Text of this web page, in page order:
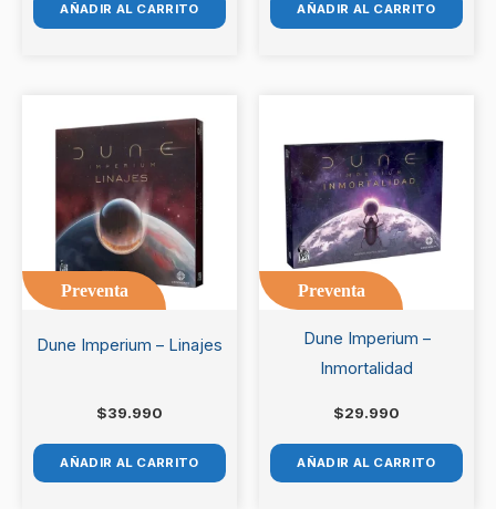
AÑADIR AL CARRITO AÑADIR AL CARRITO
Preventa
Dune Imperium – Linajes
$39.990
AÑADIR AL CARRITO
Preventa
Dune Imperium –
Inmortalidad
$29.990
AÑADIR AL CARRITO